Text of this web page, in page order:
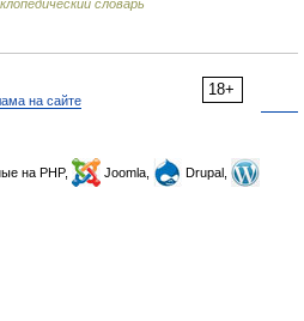
словарь
18+
на сайте
на PHP, Joomla,
Drupal,